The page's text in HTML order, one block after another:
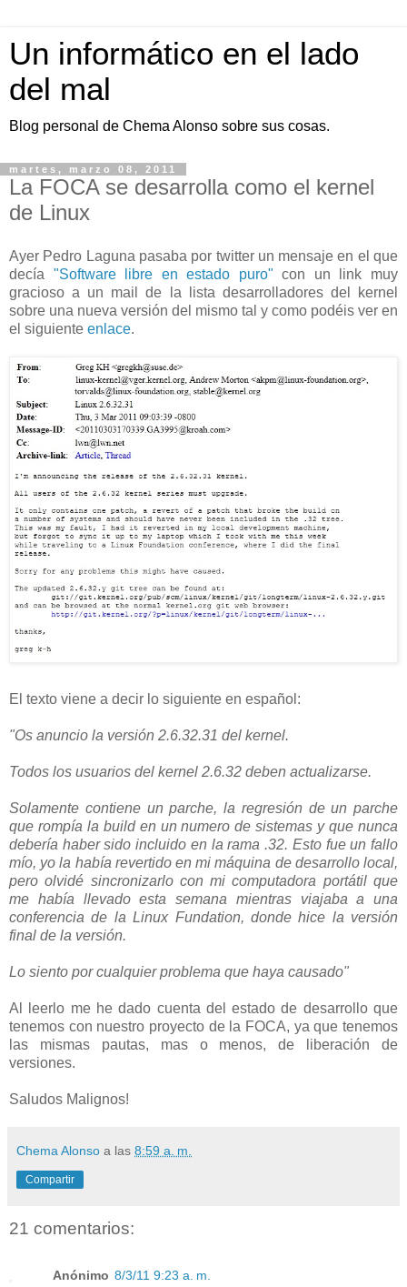
Un informático en el lado
del mal
Blog personal de Chema Alonso sobre sus cosas.
martes, marzo 08, 2011
La FOCA se desarrolla como el kernel
de Linux
Ayer Pedro Laguna pasaba por twitter un mensaje en el que
decía "Software libre en estado puro" con un link muy
gracioso a un mail de la lista desarrolladores del kernel
sobre una nueva versión del mismo tal y como podéis ver en
el siguiente enlace.
El texto viene a decir lo siguiente en español:
"Os anuncio la versión 2.6.32.31 del kernel.
Todos los usuarios del kernel 2.6.32 deben actualizarse.
Solamente contiene un parche, la regresión de un parche
que rompía la build en un numero de sistemas y que nunca
debería haber sido incluido en la rama .32. Esto fue un fallo
mío, yo la había revertido en mi máquina de desarrollo local,
pero olvidé sincronizarlo con mi computadora portátil que
me había llevado esta semana mientras viajaba a una
conferencia de la Linux Fundation, donde hice la versión
final de la versión.
Lo siento por cualquier problema que haya causado"
Al leerlo me he dado cuenta del estado de desarrollo que
tenemos con nuestro proyecto de la FOCA, ya que tenemos
las mismas pautas, mas o menos, de liberación de
versiones.
Saludos Malignos!
Chema Alonso a las 8:59 a. m.
Compartir
21 comentarios:
Anónimo 8/3/11 9:23 a. m.